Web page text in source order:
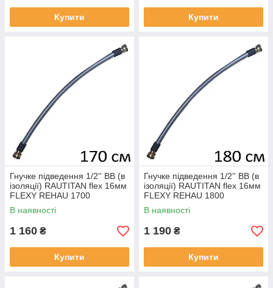
Купити Купити
Гнучке підведення 1/2'' ВВ (в
ізоляції) RAUTITAN flex 16мм
FLEXY REHAU 1700
В наявності
1 160 ₴
Купити
Гнучке підведення 1/2'' ВВ (в
ізоляції) RAUTITAN flex 16мм
FLEXY REHAU 1800
В наявності
1 190 ₴
Купити